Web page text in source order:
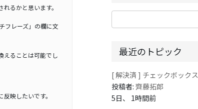
るかと思います。
フレーズ」の欄に文
えることは可能でし
映したいです。
最近のトピック
[ 解決済 ] チェックボック
投稿者:齊藤拓郎
5日、 1時間前